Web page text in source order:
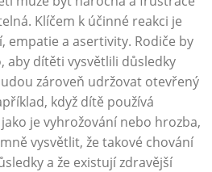
Klíčem k účinné reakci je
empatie a asertivity. Rodiče by
aby dítěti vysvětlili důsledky
zároveň udržovat otevřený
když dítě používá
je vyhrožování nebo hrozba,
vysvětlit, že takové chování
a že existují zdravější